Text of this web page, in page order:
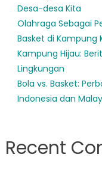
Desa-desa Kita
Olahraga Sebagai
Basket di Kampung
Kampung Hijau:
Lingkungan
Bola vs. Basket:
Indonesia dan
Recent